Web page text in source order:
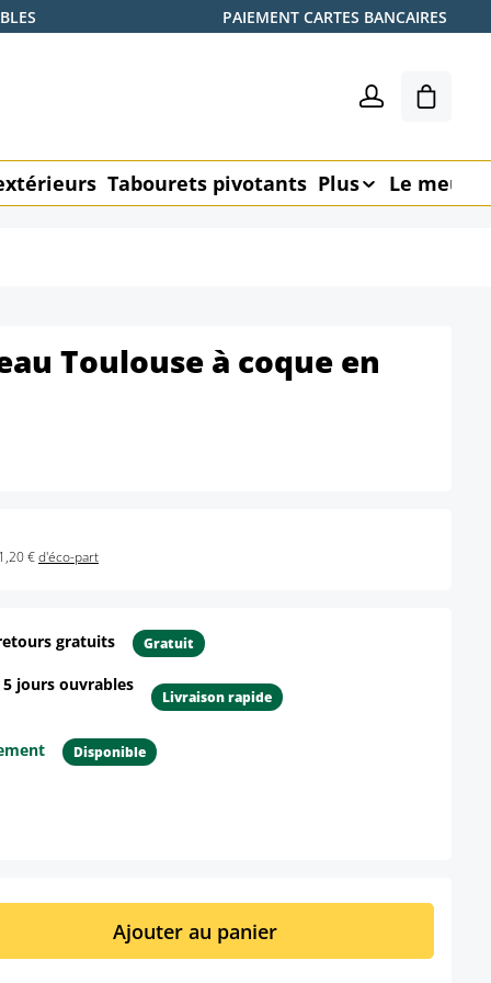
PAIEMENT CARTES BANCAIRES
Le
Tabourets pivotants Plus Le
Toulouse à coque en
€d'éco-part
gratuits Gratuit
jours ouvrables
Livraison rapide
Disponible
: Entrez la quantité souhaitée ou
Ajouter au panier